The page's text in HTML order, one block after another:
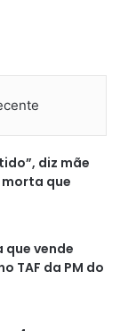
diz mãe
que
que vende
TAF da PM do